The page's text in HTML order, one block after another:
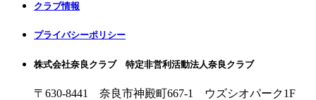
クラブ情報
プライバシーポリシー
株式会社奈良クラブ 特定非営利活動法人奈良クラブ
〒630-8441 奈良市神殿町667-1
ウズシオパーク1F